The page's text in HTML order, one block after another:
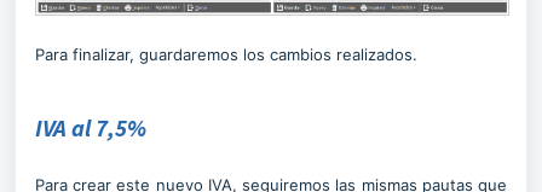
Para finalizar, guardaremos los cambios realizados.
IVA al 7,5%
Para crear este nuevo IVA, seguiremos las mismas pautas que